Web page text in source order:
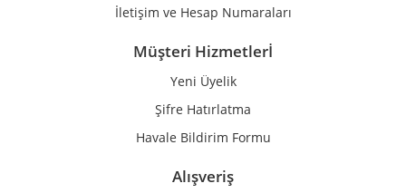
İletişim ve Hesap Numaraları
Müşteri Hizmetlerİ
Yeni Üyelik
Şifre Hatırlatma
Havale Bildirim Formu
Alışveriş